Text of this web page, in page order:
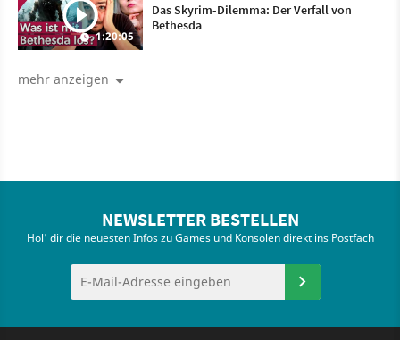
1:20:05
Das Skyrim-Dilemma: Der Verfall von
Bethesda
mehr anzeigen
NEWSLETTER BESTELLEN
Hol' dir die neuesten Infos zu Games und Konsolen direkt ins Postfach